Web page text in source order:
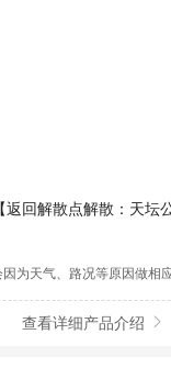
回解散点解散：天坛公
为天气、路况等原因做相
查看详细产品介绍 